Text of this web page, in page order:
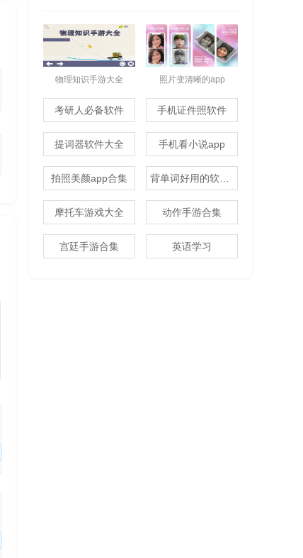
物理知识手游大全 照片变清晰的app
考研人必备软件 手机证件照软件
提词器软件大全 手机看小说app
拍照美颜app合集
摩托车游戏大全 动作手游合集
宫廷手游合集 英语学习